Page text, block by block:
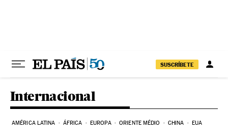
SUSCRÍBETE
Internacional
AMÉRICA LATINA ÁFRICA EUROPA ORIENTE MÉDIO CHINA EUA